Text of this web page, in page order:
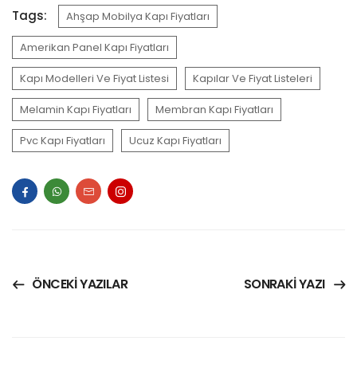
Tags: Ahşap Mobilya Kapı Fiyatları
Amerikan Panel Kapı Fiyatları
Kapı Modelleri Ve Fiyat Listesi Kapılar Ve Fiyat Listeleri
Melamin Kapı Fiyatları Membran Kapı Fiyatları
Pvc Kapı Fiyatları Ucuz Kapı Fiyatları
ÖNCEKI YAZILAR SONRAKI YAZI